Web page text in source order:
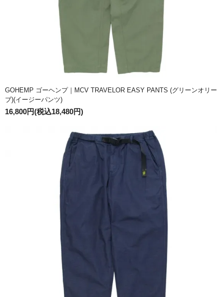
GOHEMP ゴーヘンプ｜MCV TRAVELOR EASY PANTS (グリーンオリー
ブ)(イージーパンツ)
16,800円(税込18,480円)